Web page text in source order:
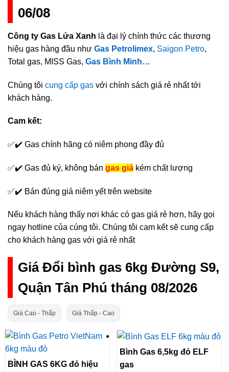
06/08
Công ty Gas Lửa Xanh là đại lý chính thức các thương
hiệu gas hàng đầu như Gas Petrolimex, Saigon Petro,
Total gas, MISS Gas, Gas Bình Minh…
Chúng tôi cung cấp gas với chính sách giá rẻ nhất tới
khách hàng.
Cam kết:
✅✔️ Gas chính hãng có niêm phong đầy đủ
✅✔️ Gas đủ ký, không bán gas giả kém chất lượng
✅✔️ Bán đúng giá niêm yết trên website
Nếu khách hàng thấy nơi khác có gas giá rẻ hơn, hãy gọi
ngay hotline của cúng tôi. Chúng tôi cam kết sẽ cung cấp
cho khách hàng gas với giá rẻ nhất
Giá Đổi bình gas 6kg Đường S9,
Quận Tân Phú tháng 08/2026
Giá Cao - Thấp Giá Thấp - Cao
BÌNH GAS 6KG đỏ hiệu
Bình Gas 6,5kg đỏ ELF
gas